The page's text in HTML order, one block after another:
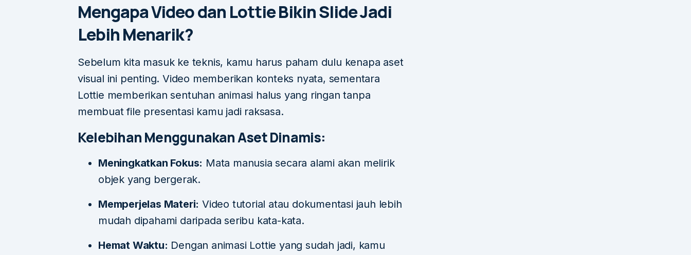
Mengapa Video dan Lottie Bikin Slide Jadi
Lebih Menarik?
Sebelum kita masuk ke teknis, kamu harus paham dulu kenapa aset
visual ini penting. Video memberikan konteks nyata, sementara
Lottie memberikan sentuhan animasi halus yang ringan tanpa
membuat file presentasi kamu jadi raksasa.
Kelebihan Menggunakan Aset Dinamis:
Meningkatkan Fokus: Mata manusia secara alami akan melirik
objek yang bergerak.
Memperjelas Materi: Video tutorial atau dokumentasi jauh lebih
mudah dipahami daripada seribu kata-kata.
Hemat Waktu: Dengan animasi Lottie yang sudah jadi, kamu